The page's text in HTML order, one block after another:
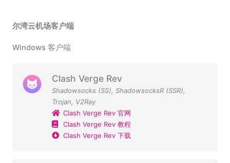
尔湾云机场客户端
Windows 客户端
Clash Verge Rev
Shadowsocks (SS), ShadowsocksR (SSR),
Trojan, V2Ray
Clash Verge Rev 官网
Clash Verge Rev 教程
Clash Verge Rev 下载